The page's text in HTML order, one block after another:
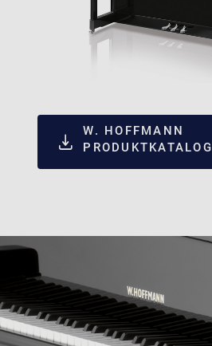
W. HOFFMANN
PRODUKTKATALOG